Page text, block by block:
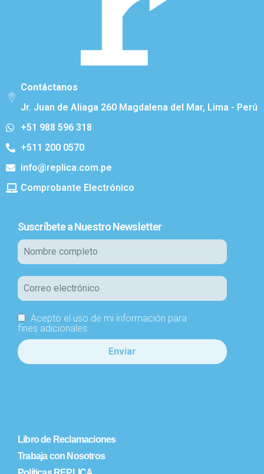
Contáctanos
Jr. Juan de Aliaga 260 Magdalena del Mar, Lima - Perú
+51 988 596 318
+511 200 0570
info@replica.com.pe
Comprobante Electrónico
Suscríbete a Nuestro Newsletter
Acepto el uso de mi información para
fines adicionales.
Libro de Reclamaciones
Trabaja con Nosotros